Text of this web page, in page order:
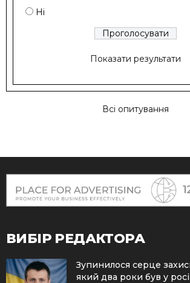
Ні
Показати результати
Всі опитування
ВИБІР РЕДАКТОРА
Зупинилося серце
який два роки був у